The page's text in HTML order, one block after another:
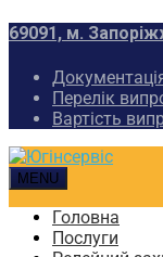
69091, м.
Перелік
Вартість
MENU
Головна
Послуги